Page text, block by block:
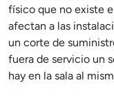
físico que no existe
afectan a las
un corte de
fuera de servicio un
hay en la sala al